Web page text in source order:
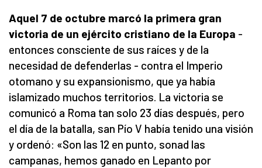
Aquel 7 de octubre marcó la primera gran
victoria de un ejército cristiano de la Europa -
entonces consciente de sus raíces y de la
necesidad de defenderlas - contra el Imperio
otomano y su expansionismo, que ya había
islamizado muchos territorios. La victoria se
comunicó a Roma tan solo 23 días después, pero
el día de la batalla, san Pío V había tenido una visión
y ordenó: «Son las 12 en punto, sonad las
campanas, hemos ganado en Lepanto por